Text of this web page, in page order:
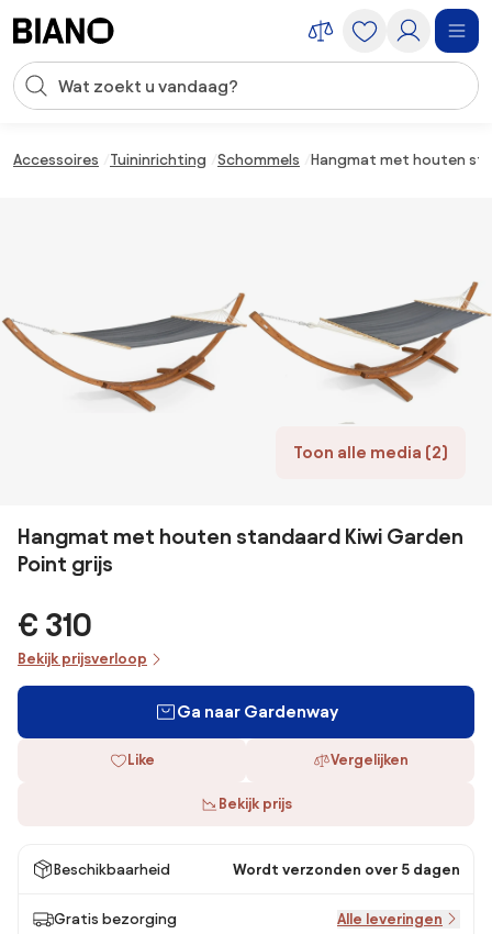
Zoekopdracht invoeren
Accessoires Tuininrichting Schommels Hangmat met houten
Toon alle media (2)
Hangmat met houten standaard Kiwi Garden
Point grijs
€ 310
Bekijk prijsverloop
Ga naar Gardenway
Like Vergelijken
Bekijk prijs
Beschikbaarheid Wordt verzonden over 5 dagen
Gratis bezorging Alle leveringen